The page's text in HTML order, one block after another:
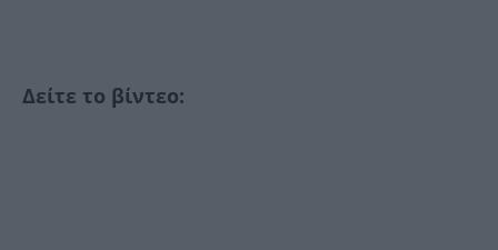
Δείτε το βίντεο: